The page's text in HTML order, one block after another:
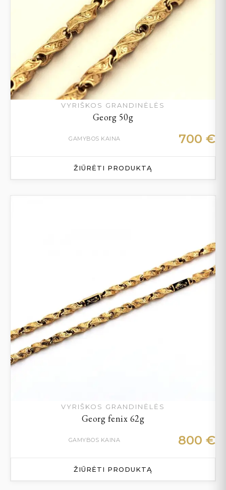
VYRIŠKOS GRANDINĖLĖS
Georg 50g
GAMYBOS KAINA 700 €
ŽIŪRĖTI PRODUKTĄ
VYRIŠKOS GRANDINĖLĖS
Georg fenix 62g
GAMYBOS KAINA 800 €
ŽIŪRĖTI PRODUKTĄ